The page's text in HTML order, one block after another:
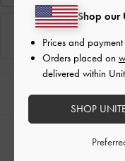
Shop our
Prices and
Orders placed on
delivered within
SHOP